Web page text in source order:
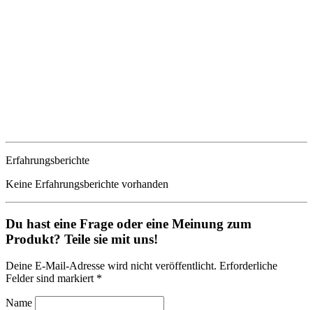
Erfahrungsberichte
Keine Erfahrungsberichte vorhanden
Du hast eine Frage oder eine Meinung zum
Produkt? Teile sie mit uns!
Deine E-Mail-Adresse wird nicht veröffentlicht. Erforderliche
Felder sind markiert *
Name